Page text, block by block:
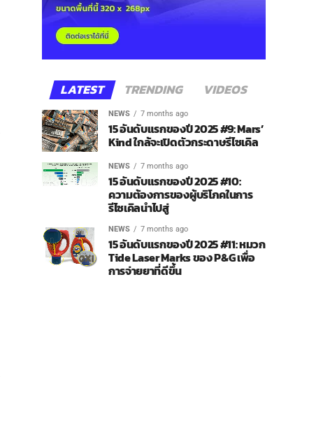
LATEST TRENDING VIDEOS
NEWS 7 months ago
15 อันดับแรกของปี 2025 #9: Mars’
Kind ใกล้จะเปิดตัวกระดาษรีไซเคิล
NEWS 7 months ago
15 อันดับแรกของปี 2025 #10:
ความต้องการของผู้บริโภคในการ
รีไซเคิลนำไปสู่
NEWS 7 months ago
15 อันดับแรกของปี 2025 #11: หมวก
Tide Laser Marks ของ P&G เพื่อ
การจ่ายยาที่ดีขึ้น